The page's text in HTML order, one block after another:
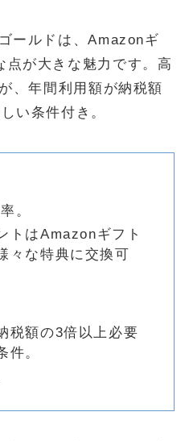
ールドは、Amazonギ
点が大きな魅力です。高
、年間利用額が納税額
い条件付き。
。
トはAmazonギフト
々な特典に交換可
税額の3倍以上必要
件。